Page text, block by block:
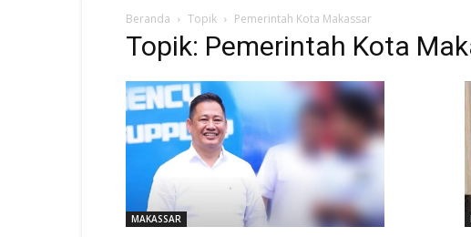
Beranda Topik Pemerintah Kota Makassar
Topik: Pemerintah Kota
MAKASSAR